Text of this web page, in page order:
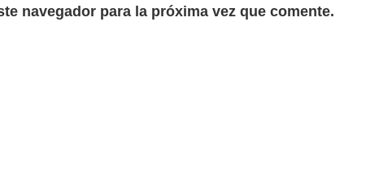
navegador para la próxima vez que comente.